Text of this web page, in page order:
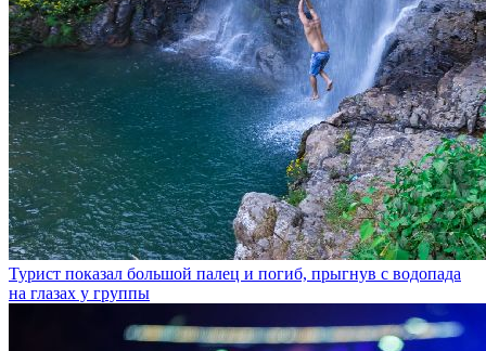
Турист показал большой палец и погиб, прыгнув с водопада
на глазах у группы